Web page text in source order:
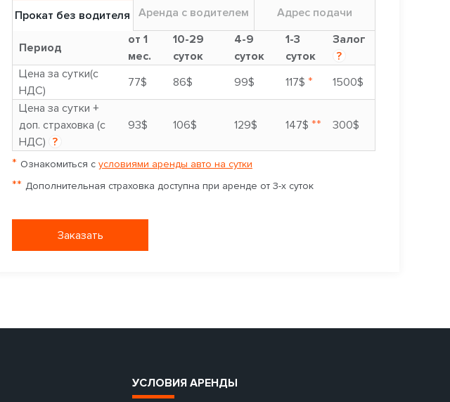
Прокат без водителя Аренда с водителем Адрес подачи
Период
от 1
мес.
10-29
суток
4-9
суток
1-3
суток
Залог
?
Цена за сутки(с
НДС)
77$ 86$ 99$ 117$ *
1500$
Цена за сутки +
доп. страховка (с
НДС) ?
93$ 106$ 129$ 147$ ** 300$
* Ознакомиться с условиями аренды авто на сутки
** Дополнительная страховка доступна при аренде от 3-х суток
Заказать
УСЛОВИЯ АРЕНДЫ